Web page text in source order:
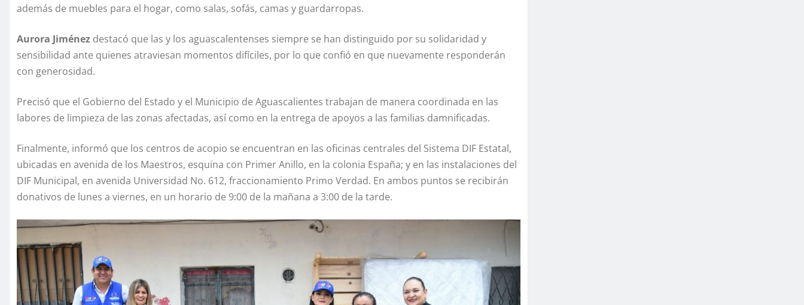
además de muebles para el hogar, como salas, sofás, camas y guardarropas.
Aurora Jiménez destacó que las y los aguascalentenses siempre se han distinguido por su solidaridad y
sensibilidad ante quienes atraviesan momentos difíciles, por lo que confió en que nuevamente responderán
con generosidad.
Precisó que el Gobierno del Estado y el Municipio de Aguascalientes trabajan de manera coordinada en las
labores de limpieza de las zonas afectadas, así como en la entrega de apoyos a las familias damnificadas.
Finalmente, informó que los centros de acopio se encuentran en las oficinas centrales del Sistema DIF Estatal,
ubicadas en avenida de los Maestros, esquina con Primer Anillo, en la colonia España; y en las instalaciones del
DIF Municipal, en avenida Universidad No. 612, fraccionamiento Primo Verdad. En ambos puntos se recibirán
donativos de lunes a viernes, en un horario de 9:00 de la mañana a 3:00 de la tarde.